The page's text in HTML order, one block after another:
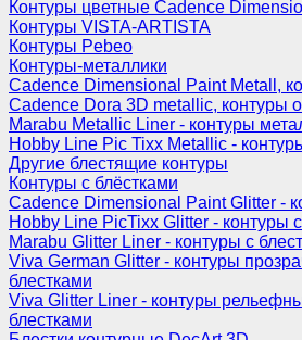
Контуры цветные Cadence
Контуры VISTA-ARTISTA
Контуры Pebeo
Контуры-металлики
Cadence Dimensional Paint Metall,
Cadence Dora 3D metallic, контуры
Marabu Metallic Liner - контуры
Hobby Line Pic Tixx Metallic -
Другие блестящие контуры
Контуры с блёстками
Cadence Dimensional Paint Glitter -
Hobby Line PicTixx Glitter - контуры
Marabu Glitter Liner - контуры с
Viva German Glitter - контуры
блестками
Viva Glitter Liner - контуры
блестками